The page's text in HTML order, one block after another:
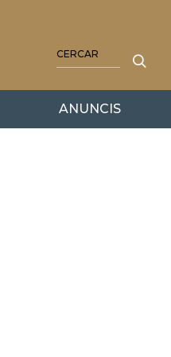
ANUNCIS